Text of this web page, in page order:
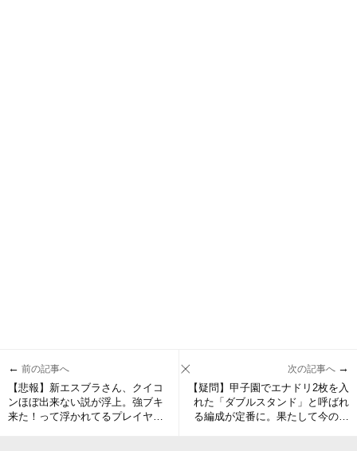
← 前の記事へ
【悲報】新エスブラさん、クイコ
ンほぼ出来ない説が浮上。強ブキ
来た！って浮かれてるプレイヤー
次の記事へ →
【疑問】甲子園でエナドリ2枚を入
れた「ダブルスタンド」と呼ばれ
る編成が定番に。果たして今のエ